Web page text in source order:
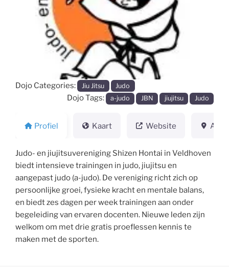
Vorige
Dojo Categories: Jiu Jitsu Judo
Dojo Tags: a-judo JBN jiujitsu Judo
Profiel Kaart Website
Judo- en jiujitsuvereniging Shizen Hontai in Veldhoven
biedt intensieve trainingen in judo, jiujitsu en
aangepast judo (a-judo). De vereniging richt zich op
persoonlijke groei, fysieke kracht en mentale balans,
en biedt zes dagen per week trainingen aan onder
begeleiding van ervaren docenten. Nieuwe leden zijn
welkom om met drie gratis proeflessen kennis te
maken met de sporten.